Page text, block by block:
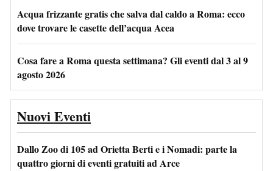
Acqua frizzante gratis che salva dal caldo a Roma: ecco
dove trovare le casette dell’acqua Acea
Cosa fare a Roma questa settimana? Gli eventi dal 3 al 9
agosto 2026
Nuovi Eventi
Dallo Zoo di 105 ad Orietta Berti e i Nomadi: parte la
quattro giorni di eventi gratuiti ad Arce